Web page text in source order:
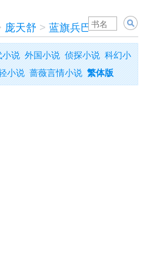
庞天舒 > 蓝旗兵巴图鲁
小说 外国小说 侦探小说 科幻小
小说 蔷薇言情小说 繁体版